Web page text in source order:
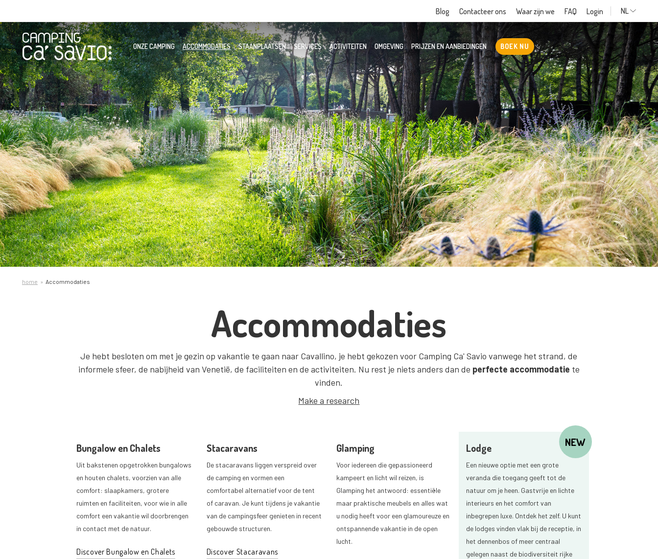
Blog Contacteer ons Waar zijn we FAQ Login NL
ONZE CAMPING ACCOMMODATIES STAANPLAATSEN SERVICES ACTIVITEITEN OMGEVING PRIJZEN EN AANBIEDINGEN BOEK NU
home Accommodaties
Accommodaties
Je hebt besloten om met je gezin op vakantie te gaan naar Cavallino, je hebt gekozen voor Camping Ca' Savio vanwege het strand, de
informele sfeer, de nabijheid van Venetië, de faciliteiten en de activiteiten. Nu rest je niets anders dan de perfecte accommodatie te
vinden.
Make a research
Bungalow en Chalets
Uit bakstenen opgetrokken bungalows
en houten chalets, voorzien van alle
comfort: slaapkamers, grotere
ruimten en faciliteiten, voor wie in alle
comfort een vakantie wil doorbrengen
in contact met de natuur.
Discover Bungalow en Chalets
Stacaravans
De stacaravans liggen verspreid over
de camping en vormen een
comfortabel alternatief voor de tent
of caravan. Je kunt tijdens je vakantie
van de campingsfeer genieten in recent
gebouwde structuren.
Discover Stacaravans
Glamping
Voor iedereen die gepassioneerd
kampeert en licht wil reizen, is
Glamping het antwoord: essentiële
maar praktische meubels en alles wat
u nodig heeft voor een glamoureuze en
ontspannende vakantie in de open
lucht.
NEW
Lodge
Een nieuwe optie met een grote
veranda die toegang geeft tot de
natuur om je heen. Gastvrije en lichte
interieurs en het comfort van
inbegrepen luxe. Ontdek het zelf. U kunt
de lodges vinden vlak bij de receptie, in
het dennenbos of meer centraal
gelegen naast de biodiversiteit rijke